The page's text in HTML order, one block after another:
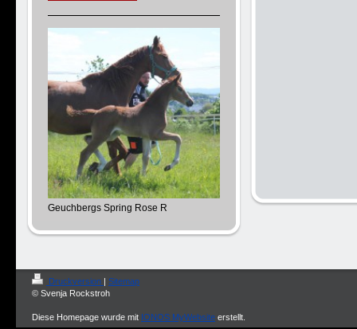
Geuchbergs Spring Rose R
Druckversion | Sitemap
© Svenja Rockstroh
Diese Homepage wurde mit IONOS MyWebsite erstellt.